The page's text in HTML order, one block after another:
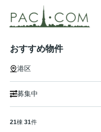
おすすめ物件
港区
募集中
21棟 31件